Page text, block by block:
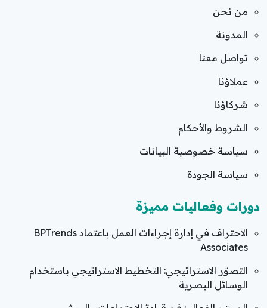
من نحن
المدونة
تواصل معنا
عملاؤنا
شركاؤنا
الشروط والأحكام
سياسة خصوصية البيانات
سياسة الجودة
دورات وفعاليات مميزة
الاحتراف في إدارة إجراءات العمل باعتماد BPTrends
Associates
التصوّر الاستراتيجي: التخطيط الاستراتيجي باستخدام
الوسائل البصرية